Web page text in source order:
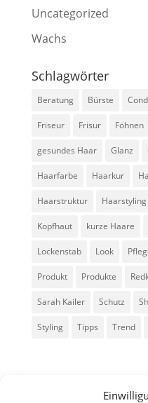
Uncategorized
Wachs
Schlagwörter
Beratung Bürste
Friseur Frisur Föhnen
gesundes Haar Glanz
Haarfarbe Haarkur
Haarstruktur Haarstyling
Kopfhaut kurze Haare
Lockenstab Look
Produkt Produkte
Sarah Kailer Schutz
Styling Tipps Trend